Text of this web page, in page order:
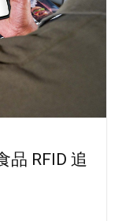
品 RFID 追